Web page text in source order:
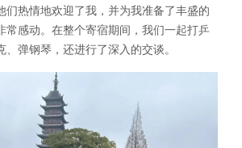
们热情地欢迎了我，并为我准备了丰盛的
常感动。在整个寄宿期间，我们一起打乒
、弹钢琴，还进行了深入的交谈。